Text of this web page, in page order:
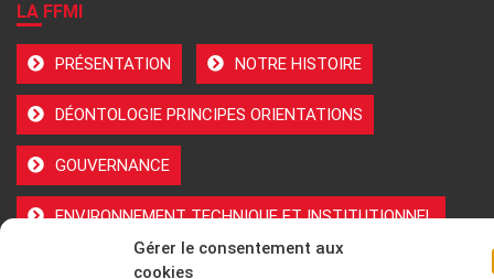
Gérer le consentement aux
cookies
LA FFMI
PRÉSENTATION NOTRE HISTOIRE
DÉONTOLOGIE PRINCIPES ORIENTATIONS
GOUVERNANCE
ENVIRONNEMENT TECHNIQUE ET INSTITUTIONNEL